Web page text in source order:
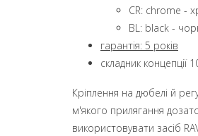
CR: chrome -
BL: black -
гарантія: 5 років
складник концепції
Кріплення на дюбелі й
м'якого прилягання
використовувати засіб